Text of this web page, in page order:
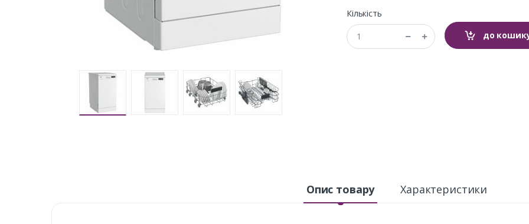
Кількість
до
Опис товару Характеристики